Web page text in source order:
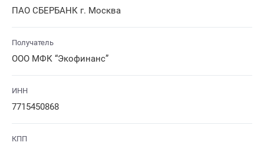
ПАО СБЕРБАНК г. Москва
Получатель
ООО МФК “Экофинанс”
ИНН
7715450868
КПП